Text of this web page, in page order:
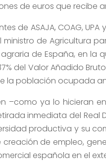
de euros que
de ASAJA, COAG,
de Agricultura
de España, en la
del Valor Añadido
la población ocupada
–como ya lo hicieran
inmediata del
productiva y su
de empleo,
española en el